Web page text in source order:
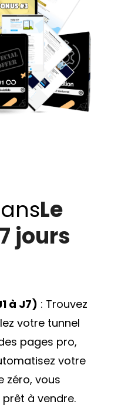
Le
jours
à J7) : Trouvez
votre tunnel
pages pro,
votre
zéro, vous
à vendre.